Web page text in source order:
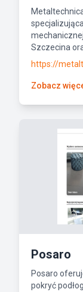
Szczecina
https://
Zobacz
Posaro
Posaro
pokryć